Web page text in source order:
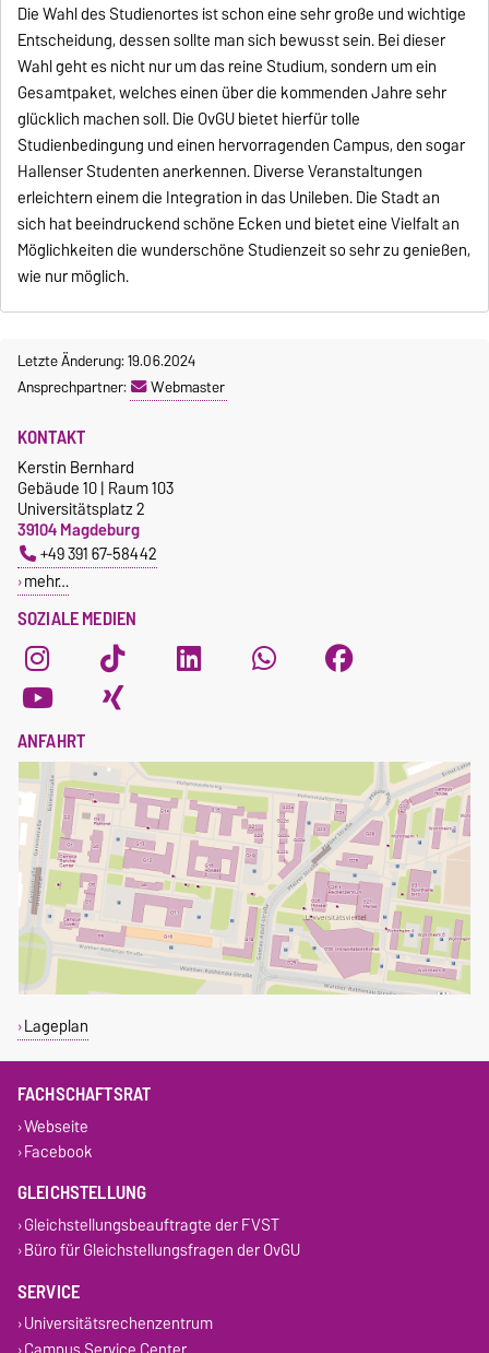
Die Wahl des Studienortes ist schon eine sehr große und wichtige
Entscheidung, dessen sollte man sich bewusst sein. Bei dieser
Wahl geht es nicht nur um das reine Studium, sondern um ein
Gesamtpaket, welches einen über die kommenden Jahre sehr
glücklich machen soll. Die OvGU bietet hierfür tolle
Studienbedingung und einen hervorragenden Campus, den sogar
Hallenser Studenten anerkennen. Diverse Veranstaltungen
erleichtern einem die Integration in das Unileben. Die Stadt an
sich hat beeindruckend schöne Ecken und bietet eine Vielfalt an
Möglichkeiten die wunderschöne Studienzeit so sehr zu genießen,
wie nur möglich.
Letzte Änderung: 19.06.2024
Ansprechpartner:
Webmaster
SOZIALE MEDIEN
KONTAKT
Kerstin Bernhard
Gebäude 10 | Raum 103
Universitätsplatz 2
39104 Magdeburg
+49 391 67-58442
mehr…
ANFAHRT
Lageplan
FACHSCHAFTSRAT
Webseite
Facebook
GLEICHSTELLUNG
Gleichstellungsbeauftragte der FVST
Büro für Gleichstellungsfragen der OvGU
SERVICE
Universitätsrechenzentrum